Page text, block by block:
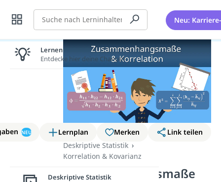
Suche Neu:
NEU Lernplan Merken
Link teilen
Deskriptive Statistik
Korrelation & Kovarianz
Zusammenhangsmaße
Lernen lohnt sich!
Entdecke hier deine Chancen.
Deskriptive Statistik